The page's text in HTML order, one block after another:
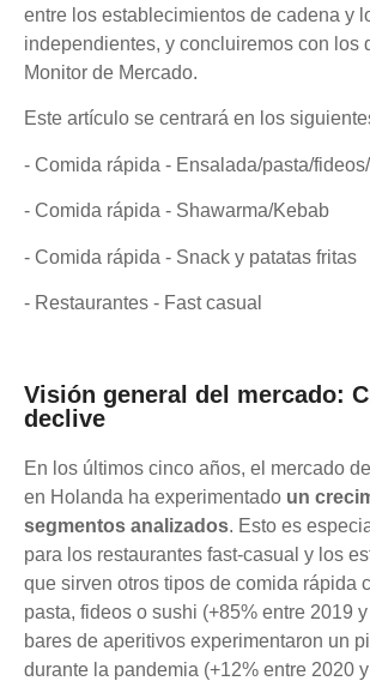
entre los establecimientos de cadena y
independientes, y concluiremos con los
Monitor de Mercado.
Este artículo se centrará en los
- Comida rápida - Ensalada/pasta/
- Comida rápida - Shawarma/Kebab
- Comida rápida - Snack y patatas fritas
- Restaurantes - Fast casual
Visión general del mercado:
declive
En los últimos cinco años, el mercado
en Holanda ha experimentado un
segmentos analizados. Esto es
para los restaurantes fast-casual y los
que sirven otros tipos de comida rápida
pasta, fideos o sushi (+85% entre 2019
bares de aperitivos experimentaron un
durante la pandemia (+12% entre 2020